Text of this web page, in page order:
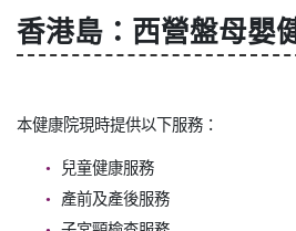
香港島：西營盤母嬰
本健康院現時提供以下服務：
兒童健康服務
產前及產後服務